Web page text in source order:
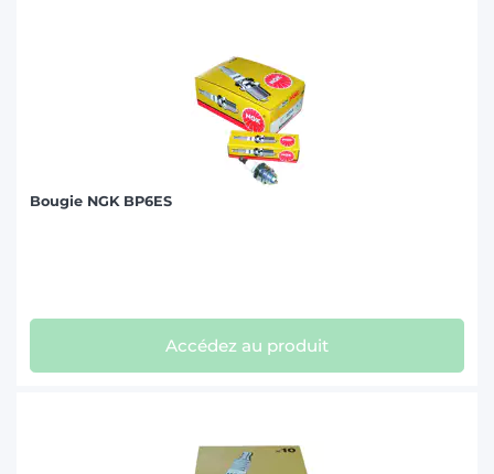
Bougie NGK BP6ES
Accédez au produit